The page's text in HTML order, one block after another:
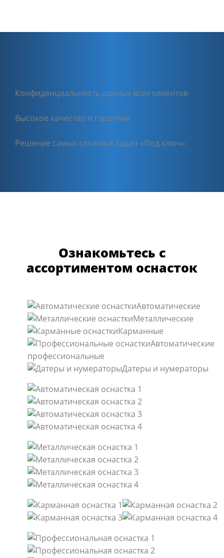
Конфиденциальность данных всех клиентов
Высокое качество и гарантии
Решение самых сложных задач «Под ключ»
Ознакомьтесь с
ассортиментом оснасток
Автоматические
Металлические
Карманные
Автоматические
профессиональные
Датеры и нумераторы